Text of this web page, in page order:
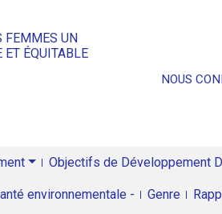
FEMMES UN
ET ÉQUITABLE
NOUS
Objectifs de Développement
environnementale - Genre